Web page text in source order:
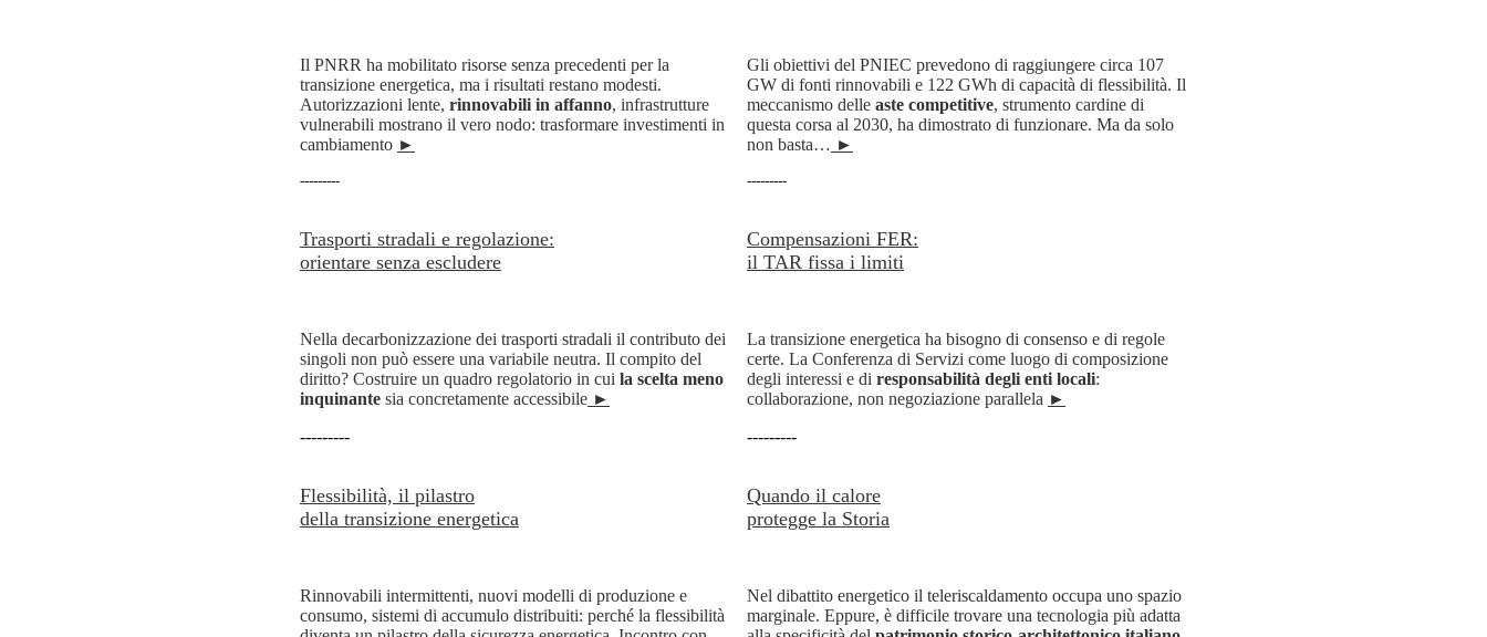
Il PNRR ha mobilitato risorse senza precedenti per la
transizione energetica, ma i risultati restano modesti.
Autorizzazioni lente, rinnovabili in affanno, infrastrutture
vulnerabili mostrano il vero nodo: trasformare investimenti in
cambiamento ►
---------
Trasporti stradali e regolazione:
orientare senza escludere
Nella decarbonizzazione dei trasporti stradali il contributo dei
singoli non può essere una variabile neutra. Il compito del
diritto? Costruire un quadro regolatorio in cui la scelta meno
inquinante sia concretamente accessibile ►
---------
Flessibilità, il pilastro
della transizione energetica
Rinnovabili intermittenti, nuovi modelli di produzione e
consumo, sistemi di accumulo distribuiti: perché la flessibilità
Gli obiettivi del PNIEC prevedono di raggiungere circa 107
GW di fonti rinnovabili e 122 GWh di capacità di flessibilità. Il
meccanismo delle aste competitive, strumento cardine di
questa corsa al 2030, ha dimostrato di funzionare. Ma da solo
non basta… ►
---------
Compensazioni FER:
il TAR fissa i limiti
La transizione energetica ha bisogno di consenso e di regole
certe. La Conferenza di Servizi come luogo di composizione
degli interessi e di responsabilità degli enti locali:
collaborazione, non negoziazione parallela ►
---------
Quando il calore
protegge la Storia
Nel dibattito energetico il teleriscaldamento occupa uno spazio
marginale. Eppure, è difficile trovare una tecnologia più adatta